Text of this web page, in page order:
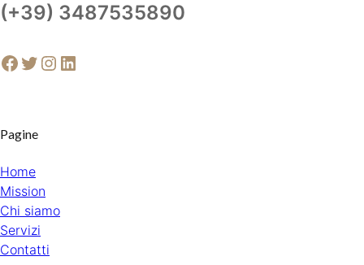
(+39) 3487535890
Facebook Twitter Instagram LinkedIn
Pagine
Home
Mission
Chi siamo
Servizi
Contatti